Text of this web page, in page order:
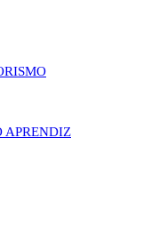
APRENDIZ